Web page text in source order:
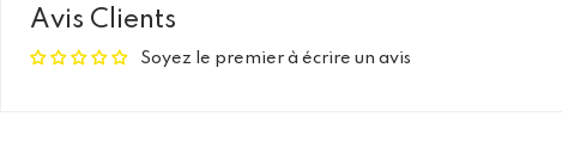
Avis Clients
Soyez le premier à écrire un avis